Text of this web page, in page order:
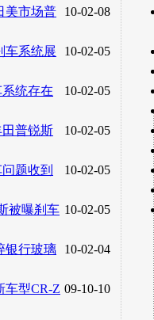
转发至：
10-02-08
美市场普
10-02-05
车系统展
10-02-05
统存在
10-02-05
普锐斯
10-02-05
题收到
10-02-05
被曝刹车
10-02-04
银行玻璃
09-10-10
车型CR-Z